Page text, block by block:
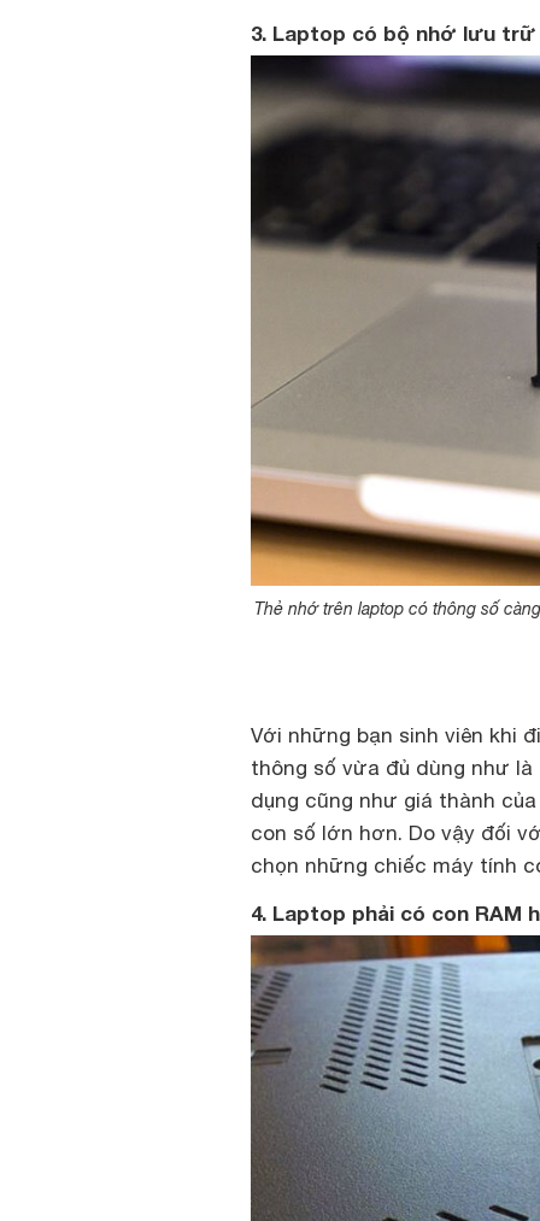
3. Laptop có bộ nhớ lưu
Thẻ nhớ trên laptop có thông số
Với những bạn sinh viên khi
thông số vừa đủ dùng như là
dụng cũng như giá thành
con số lớn hơn. Do vậy đối
chọn những chiếc máy tính
4. Laptop phải có con RAM